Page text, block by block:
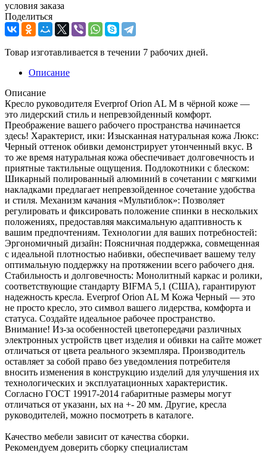
условия заказа
Поделиться
Товар изготавливается в течении 7 рабочих дней.
Описание
Описание
Кресло руководителя Everprof Orion AL M в чёрной коже —
это лидерский стиль и непревзойденный комфорт.
Преображение вашего рабочего пространства начинается
здесь! Характерист, ики: Изысканная натуральная кожа Люкс:
Черный оттенок обивки демонстрирует утонченный вкус. В
то же время натуральная кожа обеспечивает долговечность и
приятные тактильные ощущения. Подлокотники с блеском:
Шикарный полированный алюминий в сочетании с мягкими
накладками предлагает непревзойденное сочетание удобства
и стиля. Механизм качания «Мультиблок»: Позволяет
регулировать и фиксировать положение спинки в нескольких
положениях, предоставляя максимальную адаптивность к
вашим предпочтениям. Технологии для ваших потребностей:
Эргономичный дизайн: Поясничная поддержка, совмещенная
с идеальной плотностью набивки, обеспечивает вашему телу
оптимальную поддержку на протяжении всего рабочего дня.
Стабильность и долговечность: Монолитный каркас и ролики,
соответствующие стандарту BIFMA 5,1 (США), гарантируют
надежность кресла. Everprof Orion AL M Кожа Черный — это
не просто кресло, это символ вашего лидерства, комфорта и
статуса. Создайте идеальное рабочее пространство.
Внимание! Из-за особенностей цветопередачи различных
электронных устройств цвет изделия и обивки на сайте может
отличаться от цвета реального экземпляра. Производитель
оставляет за собой право без уведомления потребителя
вносить изменения в конструкцию изделий для улучшения их
технологических и эксплуатационных характеристик.
Согласно ГОСТ 19917-2014 габаритные размеры могут
отличаться от указанн, ых на +- 20 мм. Другие, кресла
руководителей, можно посмотреть в каталоге.
Качество мебели зависит от качества сборки.
Рекомендуем доверить сборку специалистам